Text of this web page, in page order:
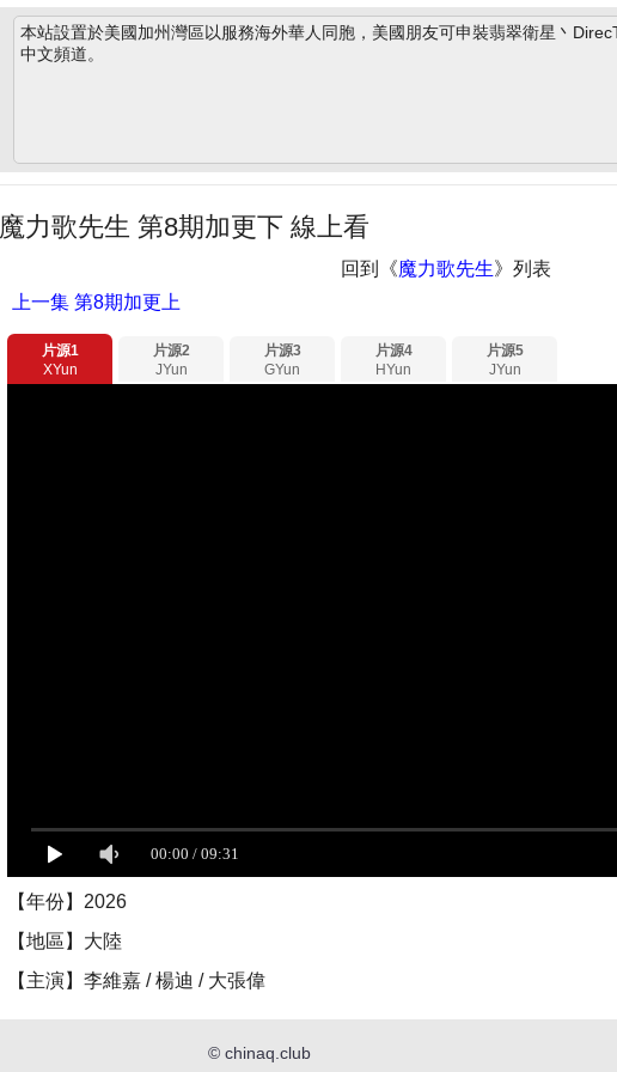
本站設置於美國加州灣區以服務海外華人同胞，美國朋友可申裝翡翠衛星丶
中文頻道。
魔力歌先生 第8期加更下 線上看
回到《魔力歌先生》列表
上一集 第8期加更上
片源1
XYun
片源2
JYun
片源3
GYun
片源4
HYun
片源5
JYun
【年份】2026
【地區】大陸
【主演】李維嘉 / 楊迪 / 大張偉
© chinaq.club